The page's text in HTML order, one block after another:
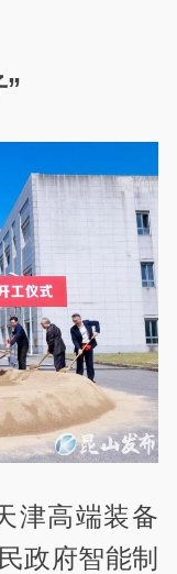
”
津高端装备
政府智能制